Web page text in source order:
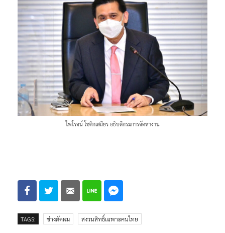
ไพโรจน์ โชติกเสถียร อธิบดีกรมการจัดหางาน
TAGS: ช่างตัดผม สงวนสิทธิ์เฉพาะคนไทย